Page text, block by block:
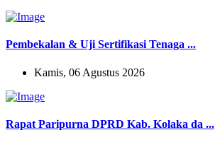
Pembekalan & Uji Sertifikasi Tenaga ...
Kamis, 06 Agustus 2026
Rapat Paripurna DPRD Kab. Kolaka da ...